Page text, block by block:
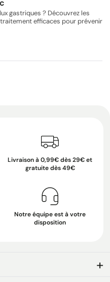
gastriques ? Découvrez les
efficaces pour prévenir
Livraison à 0,99€ dès 29€ et
gratuite dès 49€
Notre équipe est à votre
disposition